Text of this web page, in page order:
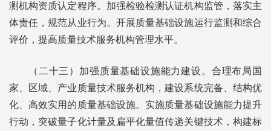
测机构资质认定程序。加强检验检测认证机构监管，落实主
体责任，规范从业行为。开展质量基础设施运行监测和综合
评价，提高质量技术服务机构管理水平。
（二十三）加强质量基础设施能力建设。合理布局国
家、区域、产业质量技术服务机构，建设系统完备、结构优
化、高效实用的质量基础设施。实施质量基础设施能力提升
行动，突破量子化计量及扁平化量值传递关键技术，构建标